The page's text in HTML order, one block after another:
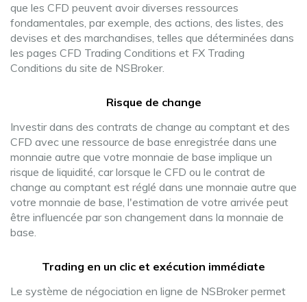
que les CFD peuvent avoir diverses ressources
fondamentales, par exemple, des actions, des listes, des
devises et des marchandises, telles que déterminées dans
les pages CFD Trading Conditions et FX Trading
Conditions du site de NSBroker.
Risque de change
Investir dans des contrats de change au comptant et des
CFD avec une ressource de base enregistrée dans une
monnaie autre que votre monnaie de base implique un
risque de liquidité, car lorsque le CFD ou le contrat de
change au comptant est réglé dans une monnaie autre que
votre monnaie de base, l'estimation de votre arrivée peut
être influencée par son changement dans la monnaie de
base.
Trading en un clic et exécution immédiate
Le système de négociation en ligne de NSBroker permet